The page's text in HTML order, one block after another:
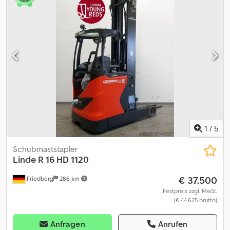
1 / 5
Friedberg 286 km
Schubmaststapler
Linde R 16 HD 1120
€ 37.500
Festpreis zzgl. MwSt.
(€ 44.625 brutto)
Anfragen Anrufen